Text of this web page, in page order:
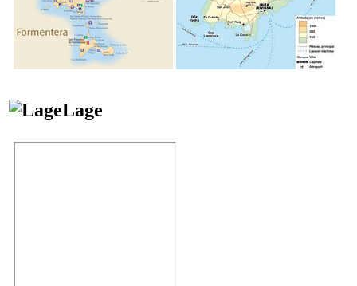
Lage